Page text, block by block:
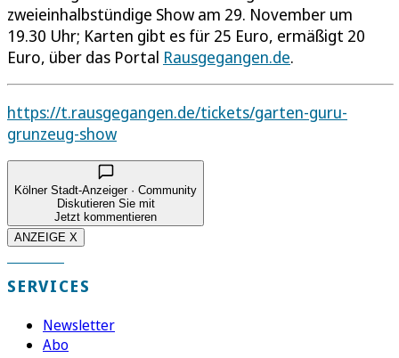
zweieinhalbstündige Show am 29. November um
19.30 Uhr; Karten gibt es für 25 Euro, ermäßigt 20
Euro, über das Portal Rausgegangen.de.
https://t.rausgegangen.de/tickets/garten-guru-
grunzeug-show
Kölner Stadt-Anzeiger · Community
Diskutieren Sie mit
Jetzt kommentieren
ANZEIGE X
SERVICES
Newsletter
Abo